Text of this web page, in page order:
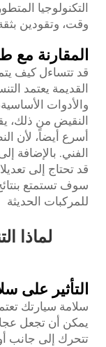
التكنولوجيا
وقت، وتقودين
المقارنة مع
قد تتساءل كيف
القديمة يعتمد
والأدوات
النقيض من ذلك،
أسرع أيضاً، لأن
الفني. بالإضافة
قد تحتاج إلى
سوف تستمتع
للمركبات الحديثة
لماذا
التأثير على
سلامة سيارتك
يمكن أن تجعل
تتحرك إلى جانب